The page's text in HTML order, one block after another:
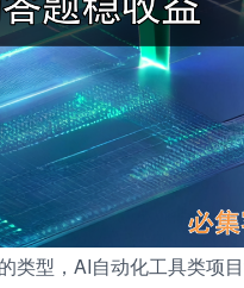
类型，AI自动化工具类项